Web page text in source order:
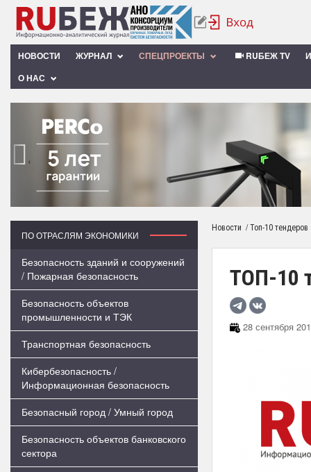
НОВОСТИ ЖУРНАЛ СПЕЦПРОЕКТЫ RUБЕЖ TV
О НАС
‹
ПО ОТРАСЛЯМ ЭКОНОМИКИ
Безопасность зданий и сооружений
/ Пожарная безопасность
Безопасность объектов
промышленности и ТЭК
Транспортная безопасность
Кибербезопасность /
Информационная безопасность
Безопасный город / Умный город
Безопасность объектов банковского
сектора
Новости /Топ-10 тендеров
ТОП-10
28 сентября